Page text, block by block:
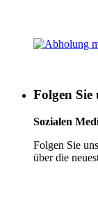
Folgen Sie
Sozialen
Folgen Sie
über die